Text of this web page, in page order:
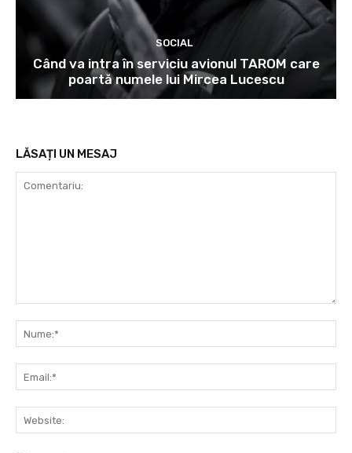
SOCIAL
Când va intra în serviciu avionul TAROM care
poartă numele lui Mircea Lucescu
LĂSAȚI UN MESAJ